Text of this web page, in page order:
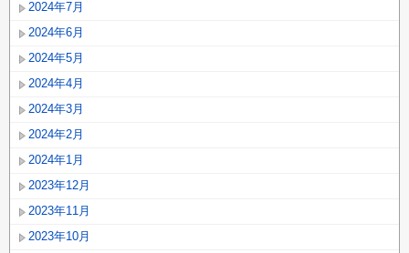
2024年7月
2024年6月
2024年5月
2024年4月
2024年3月
2024年2月
2024年1月
2023年12月
2023年11月
2023年10月